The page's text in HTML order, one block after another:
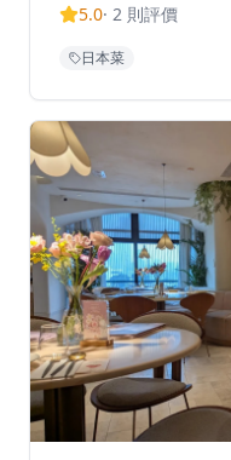
年）在日本美食評鑑
京拉麵年度最佳新人
牌清湯系（淡麗系）
次豐富；白醬油拉麵
的微妙平衡；鹽味拉
味。每款湯底均以近
帶子、蜆、熟成鰹魚
層次豐富而不失清雅
含添加劑，口感爽滑
及每日新鮮製作的蝦
平方呎，僅設24個座
融合暖木色調、吧台
馨舒適的用餐氛圍。
晚上9時30分營業。
號Sugar+地下1號舖。
5.0· 2 則評價
日本菜